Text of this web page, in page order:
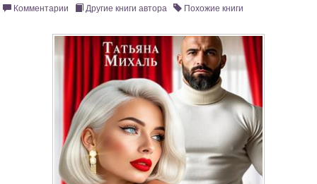
Комментарии Другие книги автора Похожие книги